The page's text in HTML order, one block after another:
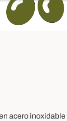
acero